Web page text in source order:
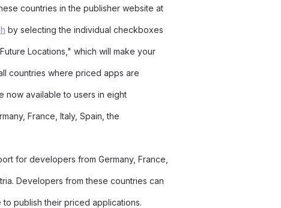
countries in the publisher website at
by selecting the individual checkboxes
Locations," which will make your
countries where priced apps are
now available to users in eight
France, Italy, Spain, the
for developers from Germany, France,
Developers from these countries can
publish their priced applications.